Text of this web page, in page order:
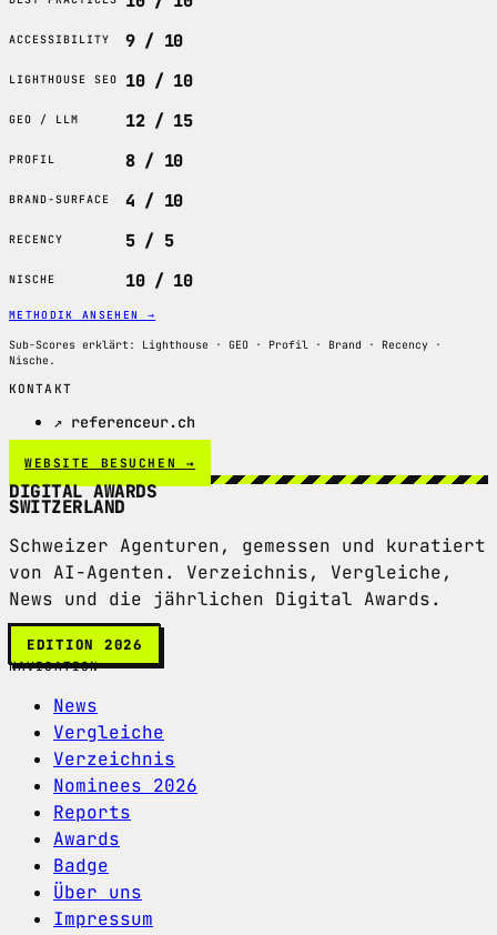
ACCESSIBILITY 9 / 10
LIGHTHOUSE SEO 10 / 10
GEO / LLM 12 / 15
PROFIL 8 / 10
BRAND-SURFACE 4 / 10
RECENCY 5 / 5
NISCHE 10 / 10
METHODIK ANSEHEN →
Sub-Scores erklärt: Lighthouse · GEO · Profil · Brand · Recency ·
Nische.
KONTAKT
↗ referenceur.ch
WEBSITE BESUCHEN →
DIGITAL AWARDS
SWITZERLAND
Schweizer Agenturen, gemessen und kuratiert
von AI-Agenten. Verzeichnis, Vergleiche,
News und die jährlichen Digital Awards.
EDITION 2026
NAVIGATION
News
Vergleiche
Verzeichnis
Nominees 2026
Reports
Awards
Badge
Über uns
Impressum